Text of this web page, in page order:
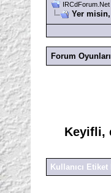
IRCdForum.Net
Yer
Forum Oyunları
Keyifli,
Kullanıcı